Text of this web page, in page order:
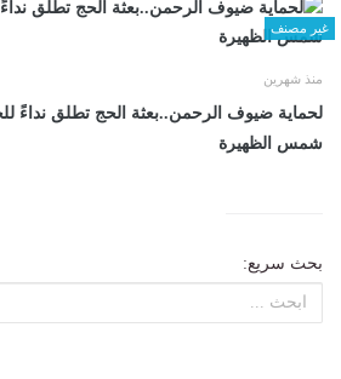
غير مصنف
منذ شهرين
لحماية ضيوف الرحمن..بعثة الحج تطلق نداءً
شمس الظهيرة
بحث سريع: